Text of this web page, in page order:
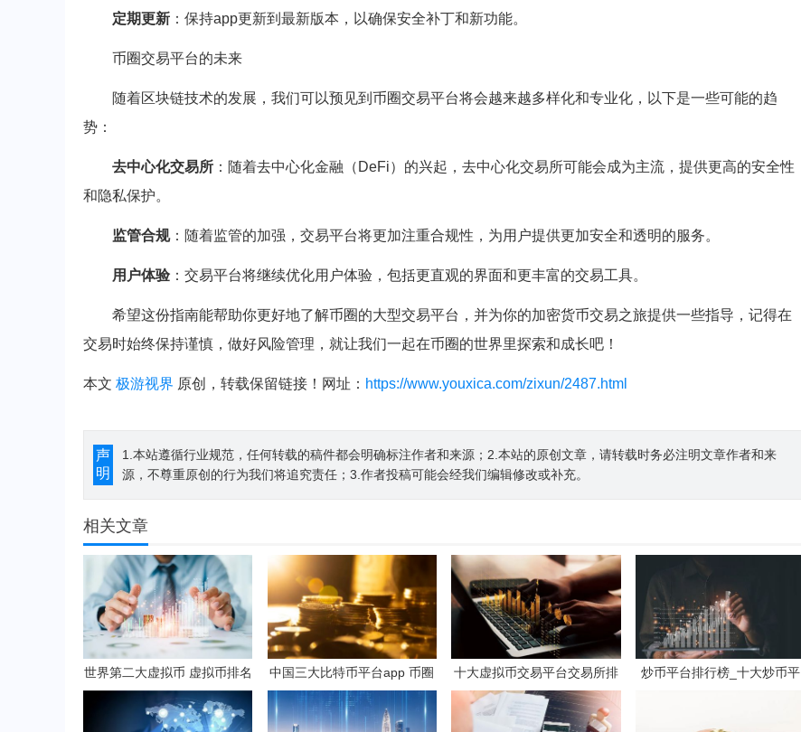
定期更新 ：保持app更新到最新版本，以确保安全补丁和新功能。
币圈交易平台的未来
随着区块链技术的发展，我们可以预见到币圈交易平台将会越来越多样化和专业化，以下是一些可能的趋
势：
去中心化交易所 ：随着去中心化金融（DeFi）的兴起，去中心化交易所可能会成为主流，提供更高的安全性
和隐私保护。
监管合规：随着监管的加强，交易平台将更加注重合规性，为用户提供更加安全和透明的服务。
用户体验 ：交易平台将继续优化用户体验，包括更直观的界面和更丰富的交易工具。
希望这份指南能帮助你更好地了解币圈的大型交易平台，并为你的加密货币交易之旅提供一些指导，记得在
交易时始终保持谨慎，做好风险管理，就让我们一起在币圈的世界里探索和成长吧！
本文 极游视界 原创，转载保留链接！网址： https://www.youxica.com/zixun/2487.html
声
明
1.本站遵循行业规范，任何转载的稿件都会明确标注作者和来源；2.本站的原创文章，请转载时务必注明文章作者和来
源，不尊重原创的行为我们将追究责任；3.作者投稿可能会经我们编辑修改或补充。
相关文章
世界第二大虚拟币 虚拟币排名
第二
中国三大比特币平台app 币圈
资讯平台排行
十大虚拟币交易平台交易所排
名最新 币圈全球10大比特币
平台排名
炒币平台排行榜_十大炒币平